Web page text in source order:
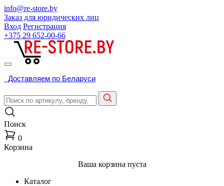
info@re-store.by
Заказ для юридических лиц
Вход Регистрация
+375 29 652-00-66
Доставляем по Беларуси
Поиск
0
Корзина
Ваша корзина пуста
Каталог